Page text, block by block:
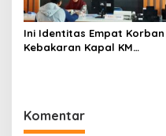
Ini Identitas Empat Korban
Kebakaran Kapal KM
Komentar